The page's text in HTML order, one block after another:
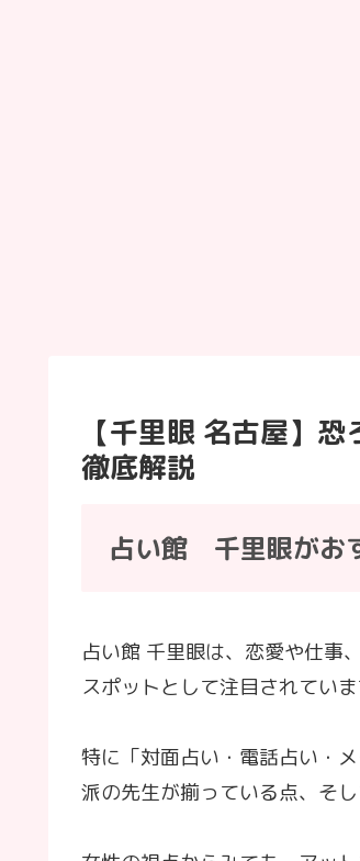
【千里眼 名古屋】
徹底解説
占い館 千里眼がお
占い館 千里眼は、恋愛や仕事
スポットとして注目されていま
特に「対面占い・電話占い・
派の先生が揃っている点、そ